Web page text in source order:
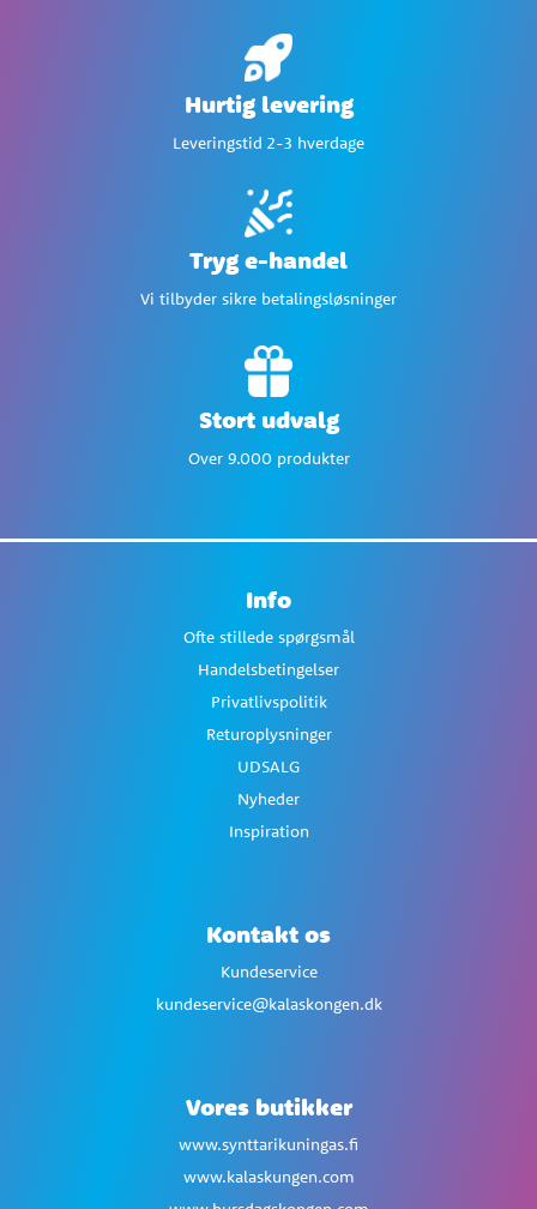
Hurtig levering
Leveringstid 2-3 hverdage
Tryg e-handel
Vi tilbyder sikre betalingsløsninger
Stort udvalg
Over 9.000 produkter
Info
Ofte stillede spørgsmål
Handelsbetingelser
Privatlivspolitik
Returoplysninger
UDSALG
Nyheder
Inspiration
Kontakt os
Kundeservice
kundeservice@kalaskongen.dk
Vores butikker
www.synttarikuningas.fi
www.kalaskungen.com